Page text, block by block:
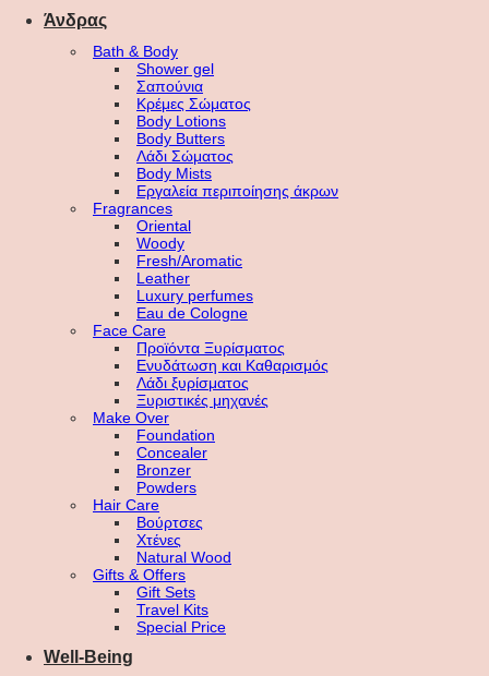
Άνδρας
Bath & Body
Shower gel
Σαπούνια
Κρέμες Σώματος
Body Lotions
Body Butters
Λάδι Σώματος
Body Mists
Εργαλεία περιποίησης άκρων
Fragrances
Oriental
Woody
Fresh/Aromatic
Leather
Luxury perfumes
Eau de Cologne
Face Care
Προϊόντα Ξυρίσματος
Ενυδάτωση και Καθαρισμός
Λάδι ξυρίσματος
Ξυριστικές μηχανές
Make Over
Foundation
Concealer
Bronzer
Powders
Hair Care
Βούρτσες
Χτένες
Natural Wood
Gifts & Offers
Gift Sets
Travel Kits
Special Price
Well-Being